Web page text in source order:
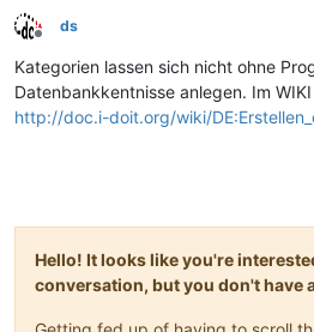
Offline
ds
Kategorien lassen sich nicht ohne
Datenbankkentnisse anlegen. Im
http://doc.i-doit.org/wiki/
Hello! It looks like you're
conversation, but you don't have